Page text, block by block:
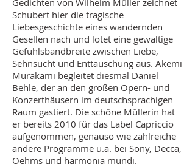
Gedichten von Wilhelm Müller zeichnet
Schubert hier die tragische
Liebesgeschichte eines wandernden
Gesellen nach und lotet eine gewaltige
Gefühlsbandbreite zwischen Liebe,
Sehnsucht und Enttäuschung aus. Akemi
Murakami begleitet diesmal Daniel
Behle, der an den großen Opern- und
Konzerthäusern im deutschsprachigen
Raum gastiert. Die schöne Müllerin hat
er bereits 2010 für das Label Capriccio
aufgenommen, genauso wie zahlreiche
andere Programme u.a. bei Sony, Decca,
Oehms und harmonia mundi.